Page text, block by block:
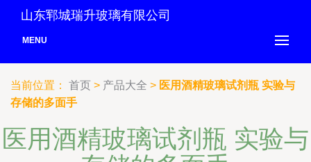
山东郓城瑞升玻璃有限公司
MENU
当前位置： 首页 > 产品大全 > 医用酒精玻璃试剂瓶 实验与
存储的多面手
医用酒精玻璃试剂瓶 实验与